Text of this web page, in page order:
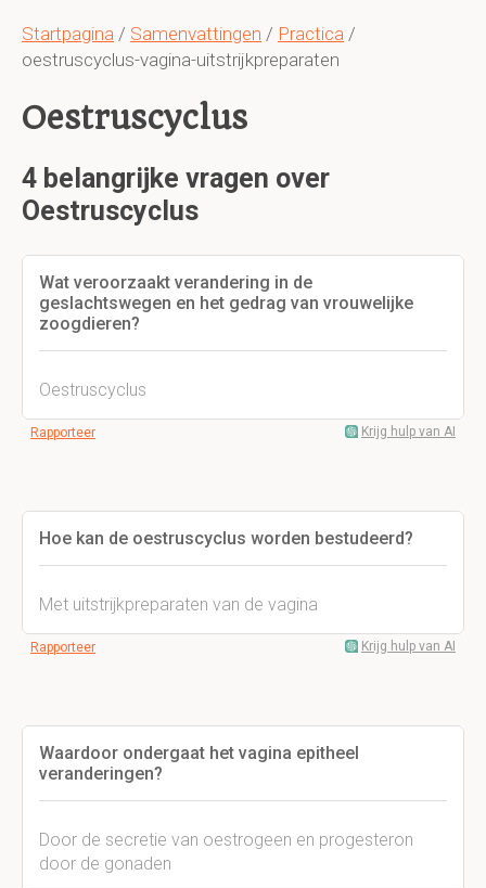
Startpagina / Samenvattingen / Practica /
oestruscyclus-vagina-uitstrijkpreparaten
Oestruscyclus
4 belangrijke vragen over
Oestruscyclus
Wat veroorzaakt verandering in de
geslachtswegen en het gedrag van vrouwelijke
zoogdieren?
Oestruscyclus
Rapporteer Krijg hulp van AI
Hoe kan de oestruscyclus worden bestudeerd?
Met uitstrijkpreparaten van de vagina
Rapporteer Krijg hulp van AI
Waardoor ondergaat het vagina epitheel
veranderingen?
Door de secretie van oestrogeen en progesteron
door de gonaden